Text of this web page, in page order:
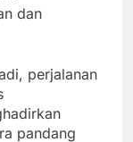
dan
perjalanan
pandang